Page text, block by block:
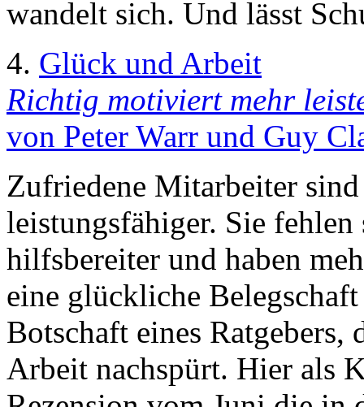
wandelt sich. Und lässt
4. Glück und Arbeit
Richtig motiviert mehr
von Peter Warr und Guy
Zufriedene Mitarbeiter
leistungsfähiger. Sie
hilfsbereiter und haben
eine glückliche
Botschaft eines
Arbeit nachspürt. Hier als